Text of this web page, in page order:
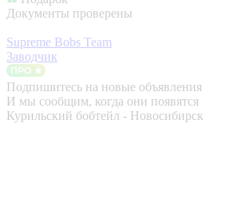
Документы проверены
Supreme Bobs Team
Заводчик
Подпишитесь на новые объявления
И мы сообщим, когда они появятся
Курильский бобтейл - Новосибирск